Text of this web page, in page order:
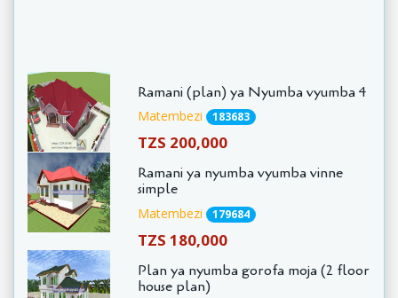
Ramani (plan) ya Nyumba vyumba 4
Matembezi 183683
TZS 200,000
Ramani ya nyumba vyumba vinne
simple
Matembezi 179684
TZS 180,000
Plan ya nyumba gorofa moja (2 floor
house plan)